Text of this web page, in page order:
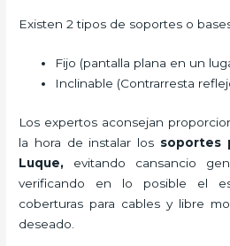
Existen 2 tipos de soportes o
Fijo (pantalla plana en un
Inclinable (Contrarresta
Los expertos aconsejan
la hora de instalar los soportes
Luque, evitando cansancio
verificando en lo posible el
coberturas para cables y libre
deseado.